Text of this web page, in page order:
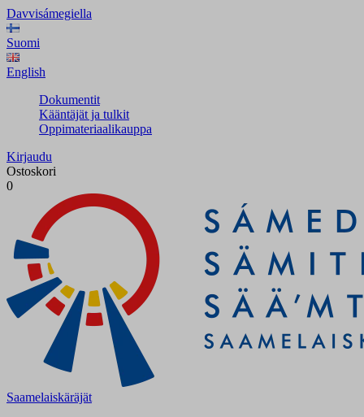
Davvisámegiella
Suomi
English
Dokumentit
Kääntäjät ja tulkit
Oppimateriaalikauppa
Kirjaudu
Ostoskori
0
Saamelaiskäräjät